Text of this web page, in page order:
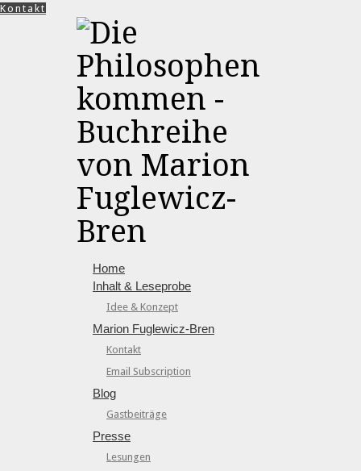
Kontakt
Home
Inhalt & Leseprobe
Idee & Konzept
Marion Fuglewicz-Bren
Kontakt
Email Subscription
Blog
Gastbeiträge
Presse
Lesungen